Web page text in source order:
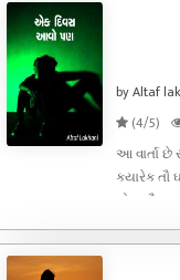
by Altaf
(4/5)
આ વાર્તા
ક્યારેક તૌ
હોય તૌ આ